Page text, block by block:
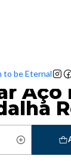
to be Eternal
com Medalha
Aço